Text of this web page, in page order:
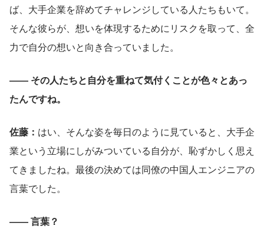
ば、大手企業を辞めてチャレンジしている人たちもいて。
そんな彼らが、想いを体現するためにリスクを取って、全
力で自分の想いと向き合っていました。
―― その人たちと自分を重ねて気付くことが色々とあっ
たんですね。
佐藤： はい、そんな姿を毎日のように見ていると、大手企
業という立場にしがみついている自分が、恥ずかしく思え
てきましたね。最後の決めては同僚の中国人エンジニアの
言葉でした。
―― 言葉？